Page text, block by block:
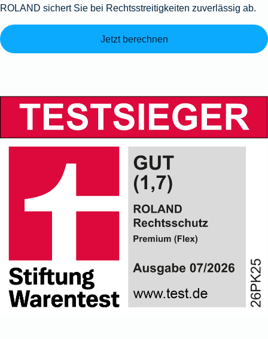
ROLAND sichert Sie bei Rechtsstreitigkeiten zuverlässig ab.
Jetzt berechnen